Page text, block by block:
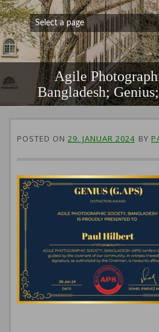
Agile
Bangladesh;
POSTED ON 29. JANUAR 2024 BY